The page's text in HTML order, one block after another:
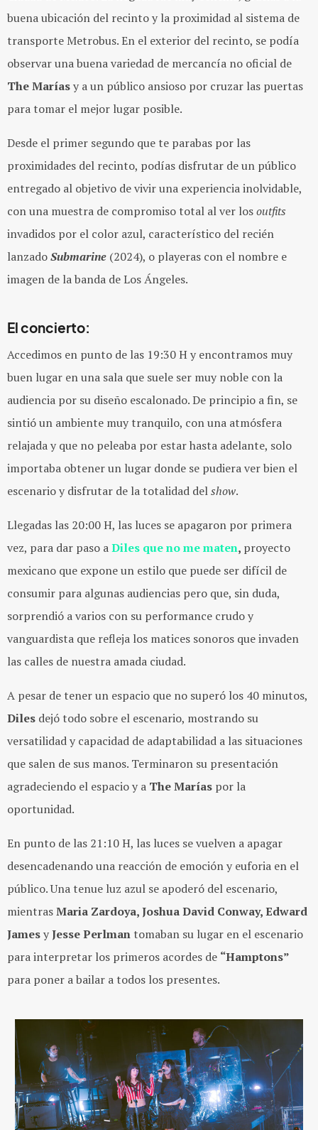
buena ubicación del recinto y la proximidad al sistema de
transporte Metrobus. En el exterior del recinto, se podía
observar una buena variedad de mercancía no oficial de
The Maríasy a un público ansioso por cruzar las puertas
para tomar el mejor lugar posible.
Desde el primer segundo que te parabas por las
proximidades del recinto, podías disfrutar de un público
entregado al objetivo de vivir una experiencia inolvidable,
con una muestra de compromiso total al ver losoutfits
invadidos por el color azul, característico del recién
lanzadoSubmarine (2024), o playeras con el nombre e
imagen de la banda de Los Ángeles.
El concierto:
Accedimos en punto de las 19:30 H y encontramos muy
buen lugar en una sala que suele ser muy noble con la
audiencia por su diseño escalonado. De principio a fin, se
sintió un ambiente muy tranquilo, con una atmósfera
relajada y que no peleaba por estar hasta adelante, solo
importaba obtener un lugar donde se pudiera ver bien el
escenario y disfrutar de la totalidad delshow.
Llegadas las 20:00 H, las luces se apagaron por primera
vez, para dar paso aDiles que no me maten, proyecto
mexicano que expone un estilo que puede ser difícil de
consumir para algunas audiencias pero que, sin duda,
sorprendió a varios con su performance crudo y
vanguardista que refleja los matices sonoros que invaden
las calles de nuestra amada ciudad.
A pesar de tener un espacio que no superó los 40 minutos,
Diles dejó todo sobre el escenario, mostrando su
versatilidad y capacidad de adaptabilidad a las situaciones
que salen de sus manos. Terminaron su presentación
agradeciendo el espacio y a The Marías por la
oportunidad.
En punto de las 21:10 H, las luces se vuelven a apagar
desencadenando una reacción de emoción y euforia en el
público. Una tenue luz azul se apoderó del escenario,
mientrasMaria Zardoya, Joshua David Conway, Edward
JamesyJesse Perlman tomaban su lugar en el escenario
para interpretar los primeros acordes de “Hamptons”
para poner a bailar a todos los presentes.